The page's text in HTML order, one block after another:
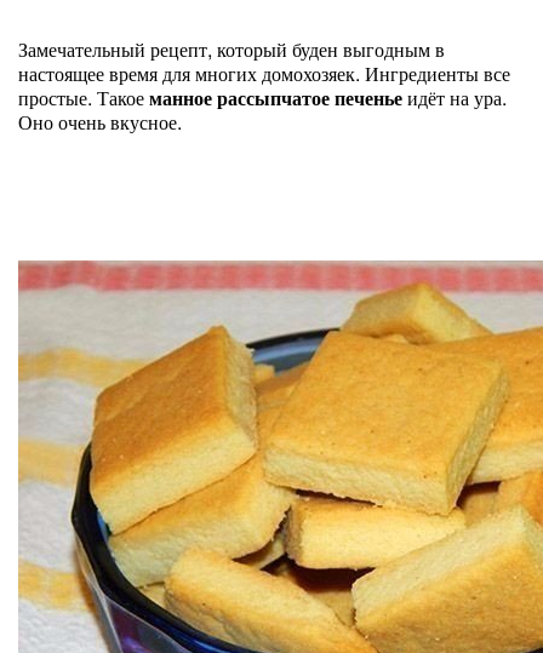
Замечательный рецепт, который буден выгодным в
настоящее время для многих домохозяек. Ингредиенты все
простые. Такоеманное рассыпчатое печеньеидёт на ура.
Оно очень вкусное.